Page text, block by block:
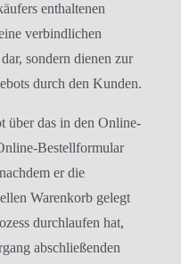
enthaltenen
verbindlichen
sondern dienen zur
durch den Kunden.
über das in den Online-
Bestellformular
er die
Warenkorb gelegt
durchlaufen hat,
abschließenden